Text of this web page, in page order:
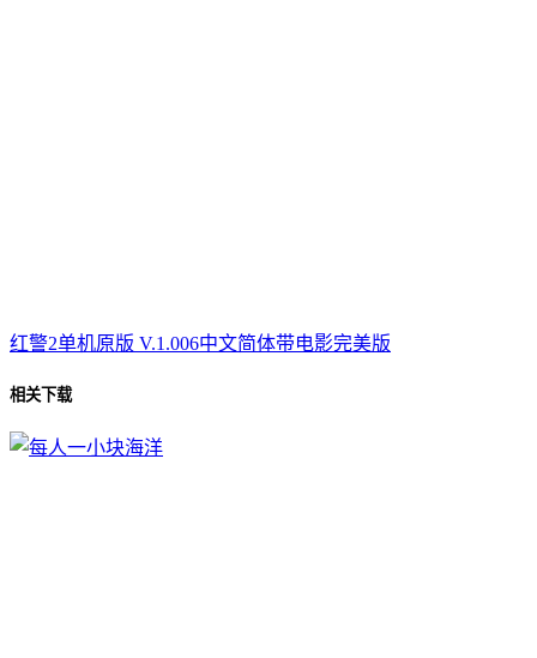
红警2单机原版 V.1.006中文简体带电影完美版
相关下载